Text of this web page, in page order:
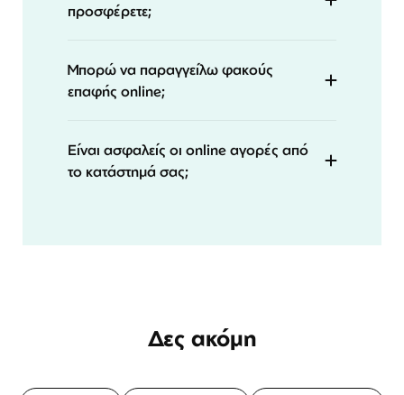
προσφέρετε;
Μπορώ να παραγγείλω φακούς
επαφής online;
Είναι ασφαλείς οι online αγορές από
το κατάστημά σας;
Δες ακόμη